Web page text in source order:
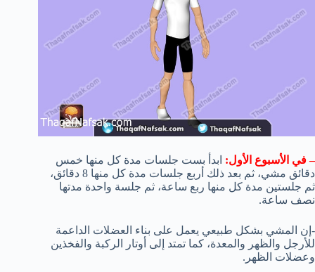
– في الأسبوع الأول: ابدأ بست جلسات مدة كل منها خمس
دقائق مشي، ثم بعد ذلك أربع جلسات مدة كل منها 8 دقائق،
ثم جلستين مدة كل منها ربع ساعة، ثم جلسة واحدة مدتها
نصف ساعة.
-إن المشي بشكل طبيعي يعمل على بناء العضلات الداعمة
للأرجل والظهر والمعدة، كما تمتد إلى أوتار الركبة والفخذين
وعضلات الظهر.